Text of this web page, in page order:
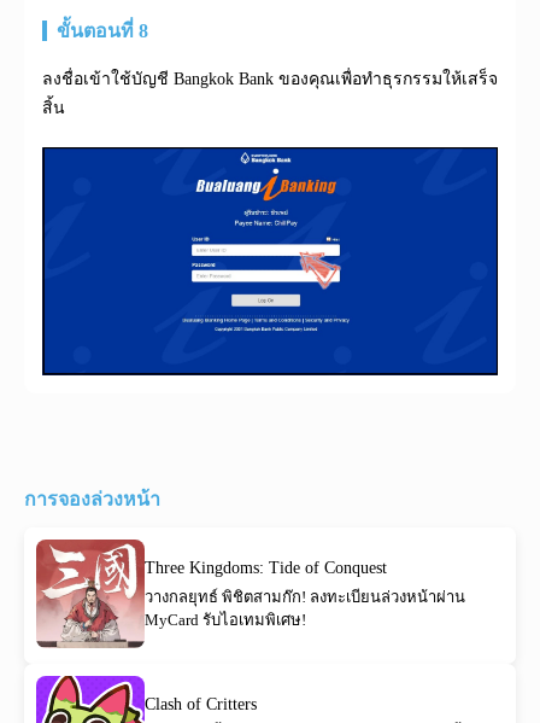
ขั้นตอนที่ 8
ลงชื่อเข้าใช้บัญชี Bangkok Bank ของคุณเพื่อทำธุรกรรมให้เสร็จ
สิ้น
การจองล่วงหน้า
Three Kingdoms: Tide of Conquest
วางกลยุทธ์ พิชิตสามก๊ก! ลงทะเบียนล่วงหน้าผ่าน
MyCard รับไอเทมพิเศษ!
Clash of Critters